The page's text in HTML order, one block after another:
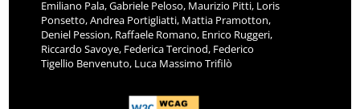
Emiliano Pala, Gabriele Peloso, Maurizio Pitti, Loris
Ponsetto, Andrea Portigliatti, Mattia Pramotton,
Deniel Pession, Raffaele Romano, Enrico Ruggeri,
Riccardo Savoye, Federica Tercinod, Federico
Tigellio Benvenuto, Luca Massimo Trifilò